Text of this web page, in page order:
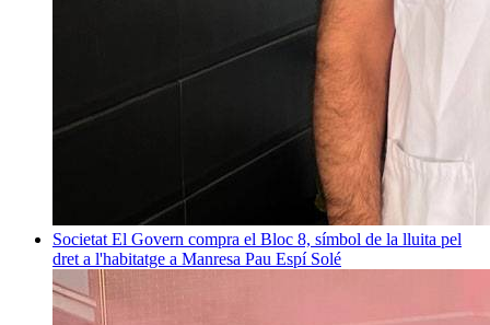
Societat El Govern compra el Bloc 8, símbol de la lluita pel
dret a l'habitatge a Manresa Pau Espí Solé